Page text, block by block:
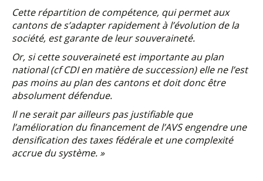
Cette répartition de compétence, qui permet aux
cantons de s’adapter rapidement à l’évolution de la
société, est garante de leur souveraineté.
Or, si cette souveraineté est importante au plan
national (cf CDI en matière de succession) elle ne l’est
pas moins au plan des cantons et doit donc être
absolument défendue.
Il ne serait par ailleurs pas justifiable que
l’amélioration du financement de l’AVS engendre une
densification des taxes fédérale et une complexité
accrue du système. »